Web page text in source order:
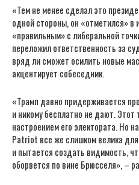
«Тем не менее сделал это
одной стороны, он «отметился» в
«правильным» с либеральной
переложил ответственность за
вряд ли сможет осилить новые
акцентирует собеседник.
«Трамп давно придерживается
и никому бесплатно не дают.
настроением его электората. Но
Patriot все же слишком велика
и пытается создать видимость,
оборвется по вине Брюсселя», –